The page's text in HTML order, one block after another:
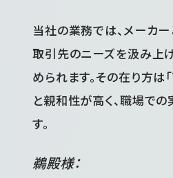
当社の業務では、メーカ
取引先のニーズを汲み上
められます。その在り方は
と親和性が高く、職場で
す。
鵜殿様：